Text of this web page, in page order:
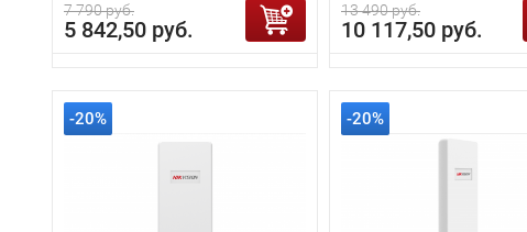
7 790 руб.
5 842,50 руб.
13 490 руб.
10 117,50 руб.
-20% -20%